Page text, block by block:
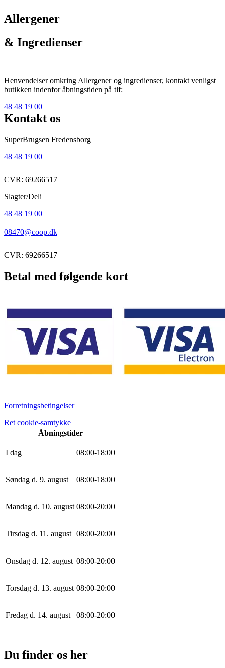
Allergener
& Ingredienser
Henvendelser omkring Allergener og ingredienser, kontakt venligst
butikken indenfor åbningstiden på tlf:
48 48 19 00
Kontakt os
SuperBrugsen Fredensborg
48 48 19 00
CVR: 69266517
Slagter/Deli
48 48 19 00
08470@coop.dk
CVR: 69266517
Betal med følgende kort
Forretningsbetingelser
Ret cookie-samtykke
Åbningstider
I dag 08:00-18:00
Søndag d. 9. august 08:00-18:00
Mandag d. 10. august 08:00-20:00
Tirsdag d. 11. august 08:00-20:00
Onsdag d. 12. august 08:00-20:00
Torsdag d. 13. august 08:00-20:00
Fredag d. 14. august 08:00-20:00
Du finder os her